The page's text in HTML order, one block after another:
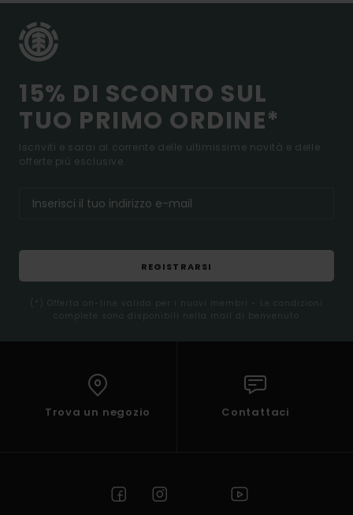
15% DI SCONTO SUL
TUO PRIMO ORDINE*
Iscriviti e sarai al corrente delle ultimissime novità e delle
offerte più esclusive.
REGISTRARSI
(*) Offerta on-line valida per i nuovi membri - Le condizioni
complete sono disponibili nella mail di benvenuto
Trova un negozio Contattaci